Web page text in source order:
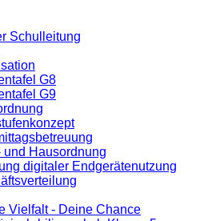
Schulleitung
G8
G9
und Hausordnung
digitaler Endgeräte­nutzung
Vielfalt - Deine Chance